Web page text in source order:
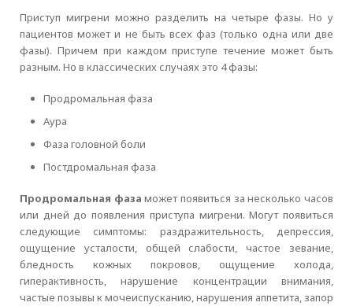
Приступ мигрени можно разделить на четыре фазы. Но у
пациентов может и не быть всех фаз (только одна или две
фазы). Причем при каждом приступе течение может быть
разным. Но в классических случаях это 4 фазы:
Продромальная фаза
Аура
Фаза головной боли
Постдромальная фаза
Продромальная фаза может появиться за несколько часов
или дней до появления приступа мигрени. Могут появиться
следующие симптомы: раздражительность, депрессия,
ощущение усталости, общей слабости, частое зевание,
бледность кожных покровов, ощущение холода,
гиперактивность, нарушение концентрации внимания,
частые позывы к мочеиспусканию, нарушения аппетита, запор